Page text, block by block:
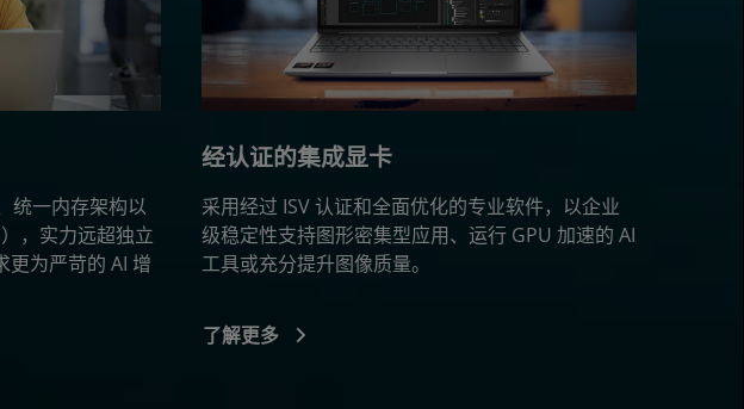
统一内存架构以
，实力远超独立
更为严苛的 AI 增
经认证的集成显卡
采用经过 ISV 认证和全面优化的专业软件，以企业
级稳定性支持图形密集型应用、运行 GPU 加速的 AI
工具或充分提升图像质量。
了解更多